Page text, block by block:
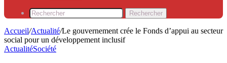
Rechercher
Accueil/Actualité/Le gouvernement crée le Fonds d’appui au secteur
social pour un développement inclusif
ActualitéSociété